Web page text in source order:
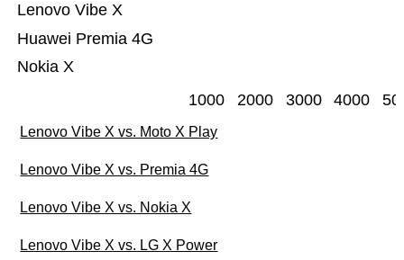
Nokia X
Huawei Premia 4G
Lenovo Vibe X
1000 2000 3000 4000
Lenovo Vibe X vs. Moto X Play
Lenovo Vibe X vs. Premia 4G
Lenovo Vibe X vs. Nokia X
Lenovo Vibe X vs. LG X Power